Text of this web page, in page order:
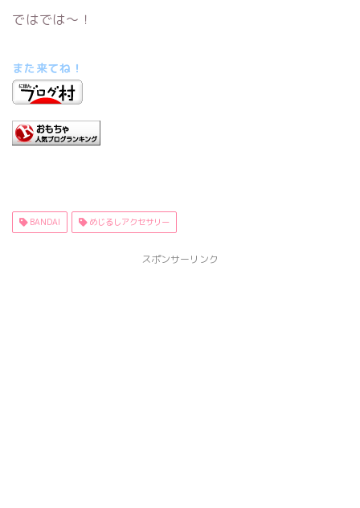
ではでは～！
また来てね！
BANDAI めじるしアクセサリー
スポンサーリンク